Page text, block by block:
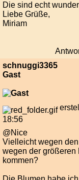
Die sind echt
Liebe Grüße,
Miriam
schnuggi3365
Gast
18:56
@Nice
Vielleicht wegen
wegen der größeren
kommen?